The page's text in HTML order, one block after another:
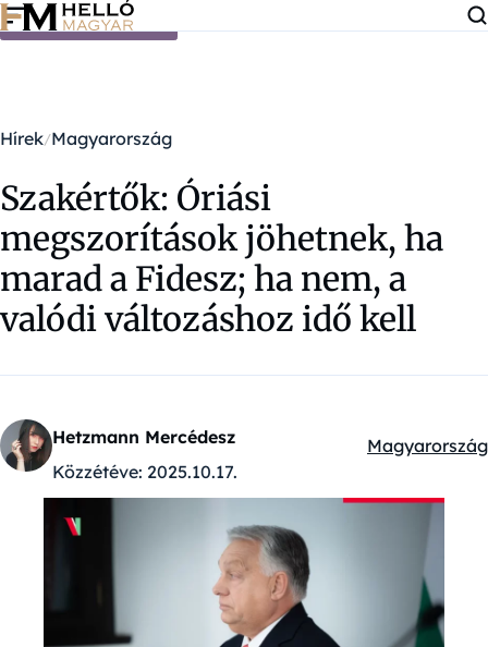
Ugrás a tartalomra
Hírek Magyarország
Szakértők: Óriási
megszorítások jöhetnek, ha
marad a Fidesz; ha nem, a
valódi változáshoz idő kell
Hetzmann Mercédesz
Közzétéve: 2025.10.17.
Kategóriák:
Magyarország